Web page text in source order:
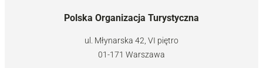
Polska Organizacja Turystyczna
ul. Młynarska 42, VI piętro
01-171 Warszawa